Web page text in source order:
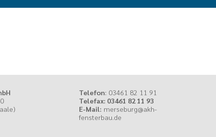
Telefon: 03461 82 11 91
Telefax: 03461 82 11 93
E-Mail: merseburg@akh-
fensterbau.de